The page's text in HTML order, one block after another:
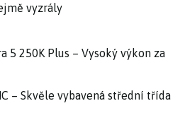
vyzrály
5 250K Plus – Vysoký výkon za
– Skvěle vybavená střední třída